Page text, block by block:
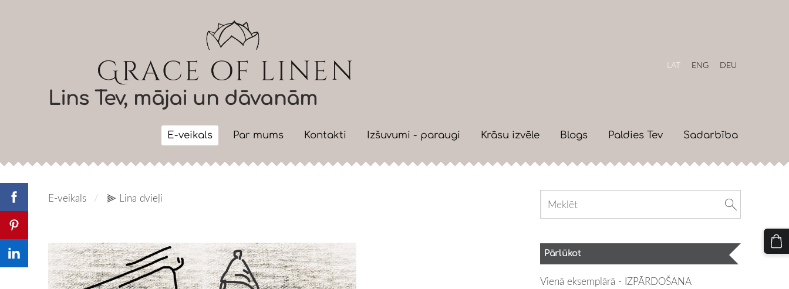
Lins Tev, mājai un dāvanām
E-veikals Par mums Kontakti Izšuvumi - paraugi Krāsu izvēle Blogs Paldies Tev Sadarbība
LAT ENG DEU
Pārlūkot
Vienā eksemplārā - IZPĀRDOŠANA
E-veikals ⫸ Lina dvieļi